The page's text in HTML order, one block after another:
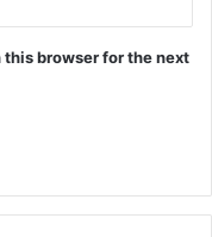
browser for the next